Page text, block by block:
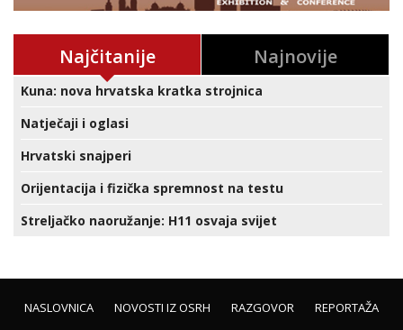
Najčitanije Najnovije
Kuna: nova hrvatska kratka strojnica
Natječaji i oglasi
Hrvatski snajperi
Orijentacija i fizička spremnost na testu
Streljačko naoružanje: H11 osvaja svijet
NASLOVNICA NOVOSTI IZ OSRH RAZGOVOR
REPORTAŽA